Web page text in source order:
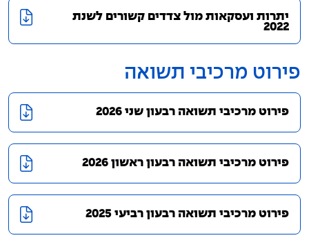
יתרות ועסקאות מול צדדים קשורים לשנת
2022
פירוט מרכיבי תשואה
פירוט מרכיבי תשואה רבעון שני 2026
פירוט מרכיבי תשואה רבעון ראשון 2026
פירוט מרכיבי תשואה רבעון רביעי 2025